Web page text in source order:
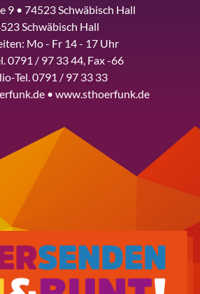
9 • 74523 Schwäbisch Hall
Schwäbisch Hall
Mo - Fr 14 - 17 Uhr
0791 / 97 33 44, Fax -66
Tel. 0791 / 97 33 33
• www.sthoerfunk.de